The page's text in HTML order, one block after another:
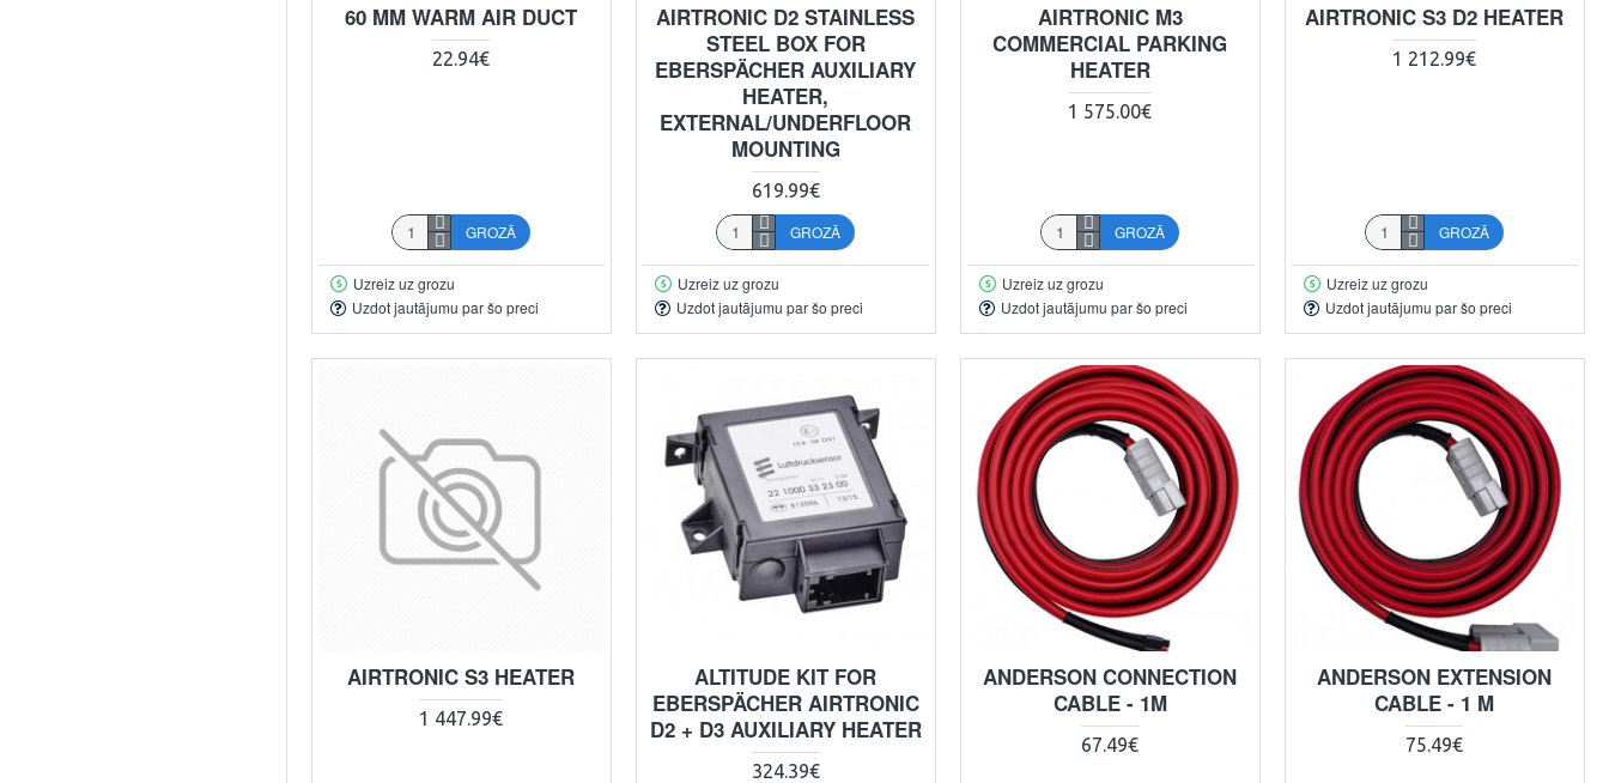
60 MM WARM AIR DUCT
22.94€
GROZĀ
Uzreiz uz grozu
Uzdot jautājumu par šo preci
AIRTRONIC D2 STAINLESS
STEEL BOX FOR
EBERSPÄCHER AUXILIARY
HEATER,
EXTERNAL/UNDERFLOOR
MOUNTING
619.99€
GROZĀ
Uzreiz uz grozu
Uzdot jautājumu par šo preci
AIRTRONIC M3
COMMERCIAL PARKING
HEATER
1 575.00€
GROZĀ
Uzreiz uz grozu
Uzdot jautājumu par šo preci
AIRTRONIC S3 D2 HEATER
1 212.99€
GROZĀ
Uzreiz uz grozu
Uzdot jautājumu par šo preci
AIRTRONIC S3 HEATER
1 447.99€
ALTITUDE KIT FOR
EBERSPÄCHER AIRTRONIC
D2 + D3 AUXILIARY HEATER
324.39€
ANDERSON CONNECTION
CABLE - 1M
67.49€
ANDERSON EXTENSION
CABLE - 1 M
75.49€